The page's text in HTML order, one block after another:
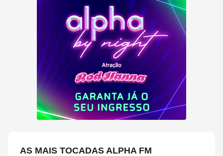
AS MAIS TOCADAS ALPHA FM